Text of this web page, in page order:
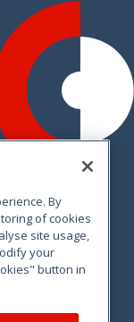
By
of cookies
site usage,
your
button in